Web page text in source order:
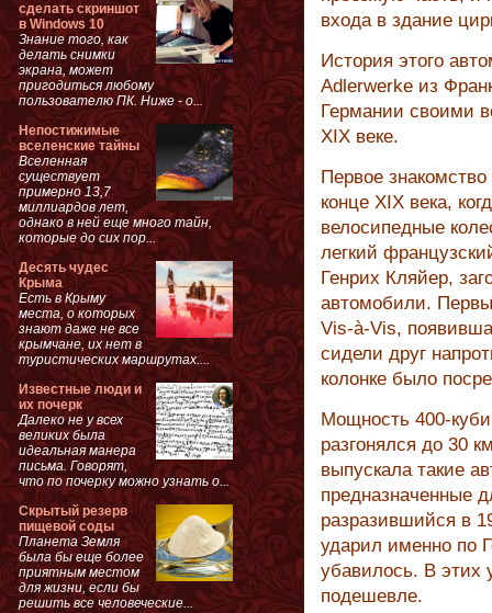
входа в здание
История этого
Adlerwerke из
Германии своими
XIX веке.
Первое
конце XIX века,
велосипедные
легкий
Генрих Кляйер,
автомобили.
Vis-à-Vis,
сидели друг
колонке было
Мощность 400-
разгонялся до 30
выпускала такие
предназначенные
разразившийся в
ударил именно по
убавилось. В этих
подешевле.
сделать скриншот
в Windows 10
Знание того, как
делать снимки
экрана, может
пригодиться любому
пользователю ПК. Ниже - о...
Непостижимые
вселенские тайны
Вселенная
существует
примерно 13,7
миллиардов лет,
однако в ней еще много тайн,
которые до сих пор...
Десять чудес
Крыма
Есть в Крыму
места, о которых
знают даже не все
крымчане, их нет в
туристических маршрутах....
Известные люди и
их почерк
Далеко не у всех
великих была
идеальная манера
письма. Говорят,
что по почерку можно узнать о...
Скрытый резерв
пищевой соды
Планета Земля
была бы еще более
приятным местом
для жизни, если бы
решить все человеческие...